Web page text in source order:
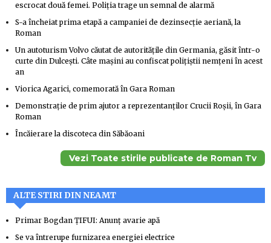
escrocat două femei. Poliția trage un semnal de alarmă
S-a încheiat prima etapă a campaniei de dezinsecție aeriană, la
Roman
Un autoturism Volvo căutat de autoritățile din Germania, găsit într-o
curte din Dulcești. Câte mașini au confiscat polițiștii nemțeni în acest
an
Viorica Agarici, comemorată în Gara Roman
Demonstrație de prim ajutor a reprezentanților Crucii Roșii, în Gara
Roman
Încăierare la discoteca din Săbăoani
Vezi Toate stirile publicate de Roman Tv
ALTE STIRI DIN NEAMT
Primar Bogdan ȚIFUI: Anunț avarie apă
Se va întrerupe furnizarea energiei electrice